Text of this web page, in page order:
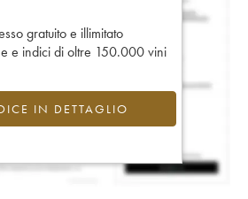
gratuito e illimitato
e indici di oltre 150.000 vini
IN DETTAGLIO